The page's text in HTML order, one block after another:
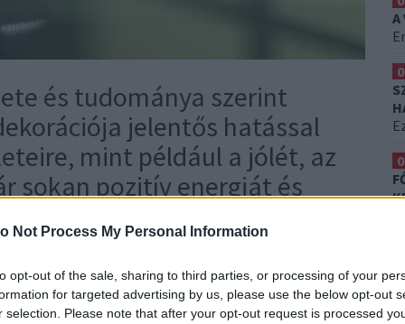
Not Process My Personal Information
opt-out of the sale, sharing to third parties, or processing of your
for targeted advertising by us, please use the below opt-out
selection. Please note that after your opt-out request is processed
és tudománya szerint
jelentős hatással
mint például a jólét, az
sokan pozitív energiát és
elhelyezésével otthonukban,
hogy negatív hatással
melyik az a három növény,
szerint érdemes elkerülni.
A